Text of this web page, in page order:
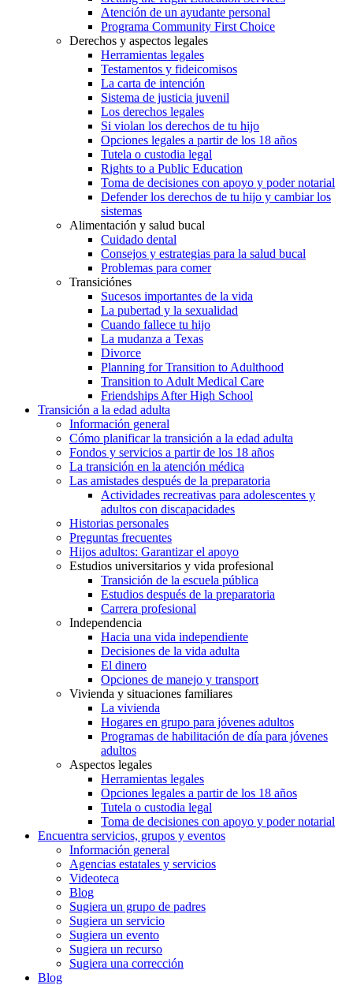
Atención de un ayudante personal
Programa Community First Choice
Derechos y aspectos legales
Herramientas legales
Testamentos y fideicomisos
La carta de intención
Sistema de justicia juvenil
Los derechos legales
Si violan los derechos de tu hijo
Opciones legales a partir de los 18 años
Tutela o custodia legal
Rights to a Public Education
Toma de decisiones con apoyo y poder notarial
Defender los derechos de tu hijo y cambiar los
sistemas
Alimentación y salud bucal
Cuidado dental
Consejos y estrategias para la salud bucal
Problemas para comer
Transiciónes
Sucesos importantes de la vida
La pubertad y la sexualidad
Cuando fallece tu hijo
La mudanza a Texas
Divorce
Planning for Transition to Adulthood
Transition to Adult Medical Care
Friendships After High School
Transición a la edad adulta
Información general
Cómo planificar la transición a la edad adulta
Fondos y servicios a partir de los 18 años
La transición en la atención médica
Las amistades después de la preparatoria
Actividades recreativas para adolescentes y
adultos con discapacidades
Historias personales
Preguntas frecuentes
Hijos adultos: Garantizar el apoyo
Estudios universitarios y vida profesional
Transición de la escuela pública
Estudios después de la preparatoria
Carrera profesional
Independencia
Hacia una vida independiente
Decisiones de la vida adulta
El dinero
Opciones de manejo y transport
Vivienda y situaciones familiares
La vivienda
Hogares en grupo para jóvenes adultos
Programas de habilitación de día para jóvenes
adultos
Aspectos legales
Herramientas legales
Opciones legales a partir de los 18 años
Tutela o custodia legal
Toma de decisiones con apoyo y poder notarial
Encuentra servicios, grupos y eventos
Información general
Agencias estatales y servicios
Videoteca
Blog
Sugiera un grupo de padres
Sugiera un servicio
Sugiera un evento
Sugiera un recurso
Sugiera una corrección
Blog